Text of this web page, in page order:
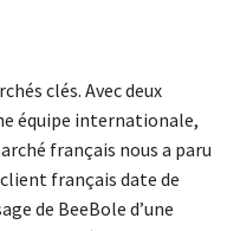
clés. Avec deux
équipe internationale,
français nous a paru
français date de
de BeeBole d’une